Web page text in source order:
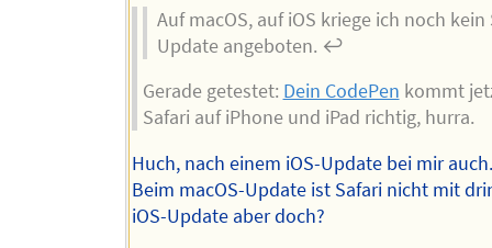
Auf macOS, auf iOS kriege ich noch kein
Update angeboten. ↩︎
Gerade getestet: Dein CodePen kommt
Safari auf iPhone und iPad richtig, hurra.
Huch, nach einem iOS-Update bei mir
Beim macOS-Update ist Safari nicht mit
iOS-Update aber doch?